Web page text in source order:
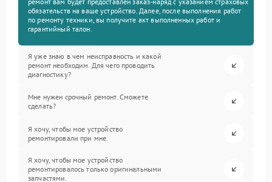
обязательств на ваше устройство. Далее, после выполнения работ
по ремонту техники, вы получите акт выполненных работ и
гарантийный талон.
Я уже знаю в чем неисправность и какой
ремонт необходим. Для чего проводить
диагностику?
Мне нужен срочный ремонт. Сможете
сделать?
Я хочу, чтобы мое устройство
ремонтировали при мне.
Я хочу, чтобы мое устройство
ремонтировалось только оригинальными
запчастями.